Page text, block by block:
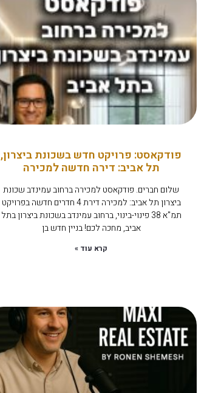
פודקאסט: פרויקט חדש בשכונת ביצרון,
תל אביב: דירה חדשה למכירה
שלום חברים. פודקאסט למכירה ברחוב עמינדב שכונת
ביצרון תל אביב: למכירה דירת 4 חדרים חדשה בפרויקט
תמ"א 38 פינוי-בינוי, ברחוב עמינדב בשכונת ביצרון בתל
אביב, מחכה לכם! בניין חדש בן
קרא עוד »